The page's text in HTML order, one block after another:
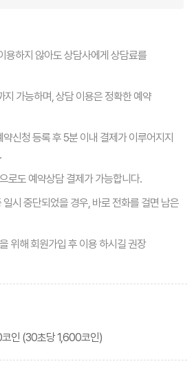
용하지 않아도 상담사에게 상담료를
가능하며, 상담 이용은 정확한 예약
신청 등록 후 5분 이내 결제가 이루어지지
로도 예약상담 결제가 가능합니다.
시 중단되었을 경우, 바로 전화를 걸면 남은
위해 회원가입 후 이용 하시길 권장
인 (30초당 1,600코인)